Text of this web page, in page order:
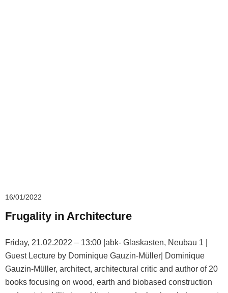
16/01/2022
Frugality in Architecture
Friday, 21.02.2022 – 13:00 |abk- Glaskasten, Neubau 1 |
Guest Lecture by Dominique Gauzin-Müller| Dominique
Gauzin-Müller, architect, architectural critic and author of 20
books focusing on wood, earth and biobased construction